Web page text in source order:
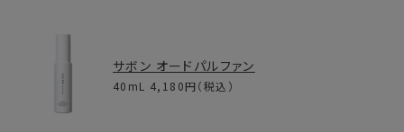
サボン オードパルファン
40mL 4,180円（税込）